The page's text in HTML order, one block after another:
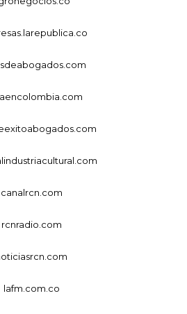
canalrcn.com
rcnradio.com
lafm.com.co